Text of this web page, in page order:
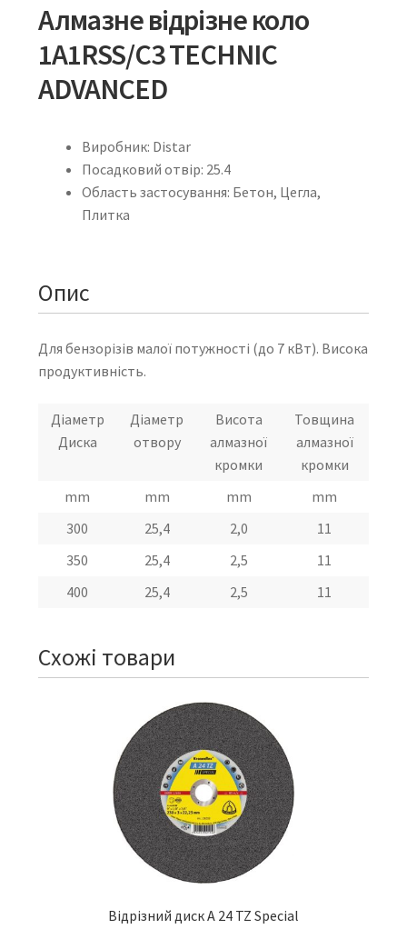
Алмазне відрізне коло
1A1RSS/C3 TECHNIC
ADVANCED
Виробник: Distar
Посадковий отвір: 25.4
Область застосування: Бетон, Цегла,
Плитка
Опис
Для бензорізів малої потужності (до 7 кВт). Висока
продуктивність.
Діаметр
Диска
Діаметр
отвору
Висота
алмазної
кромки
Товщина
алмазної
кромки
mm
mm mm
mm
300
25,4 2,0
11
350
25,4 2,5
11
400
25,4 2,5 11
Схожі товари
Відрізний диск A 24 TZ Special